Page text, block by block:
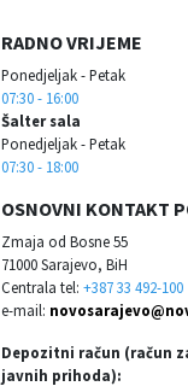
RADNO VRIJEME
Ponedjeljak - Petak
07:30 - 16:00
Šalter sala
Ponedjeljak - Petak
07:30 - 18:00
OSNOVNI KONTAKT
Zmaja od Bosne 55
71000 Sarajevo, BiH
Centrala tel: +387 33 492-100
e-mail:
Depozitni račun (račun
javnih prihoda):